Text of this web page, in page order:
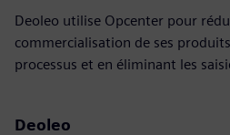
Deoleo utilise Opcenter pour
commercialisation de ses
processus et en éliminant les
Deoleo